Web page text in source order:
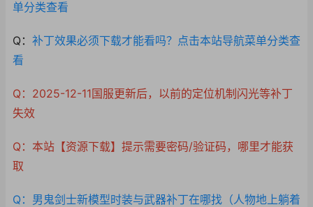
单分类查看
Q： 补丁效果必须下载才能看吗？点击本站导航菜单分类查
看
Q：2025-12-11国服更新后，以前的定位机制闪光等补丁
失效
Q：本站【资源下载】提示需要密码/验证码，哪里才能获
取
Q：男鬼剑士新模型时装与武器补丁在哪找（人物地上躺着